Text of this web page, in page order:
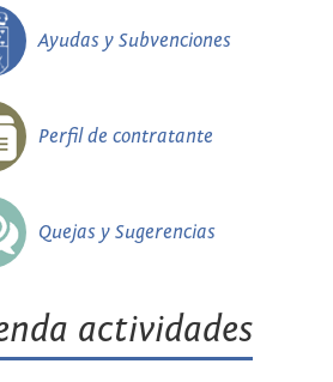
Ayudas y Subvenciones
Perfil de contratante
Quejas y Sugerencias
actividades